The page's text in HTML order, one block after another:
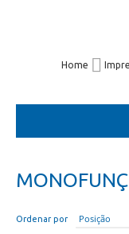
Home
Ordenar por